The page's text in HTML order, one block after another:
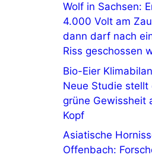
Wolf in Sachsen:
4.000 Volt am
dann darf nach
Riss geschossen
Bio-Eier
Neue Studie stellt
grüne Gewissheit
Kopf
Asiatische
Offenbach: